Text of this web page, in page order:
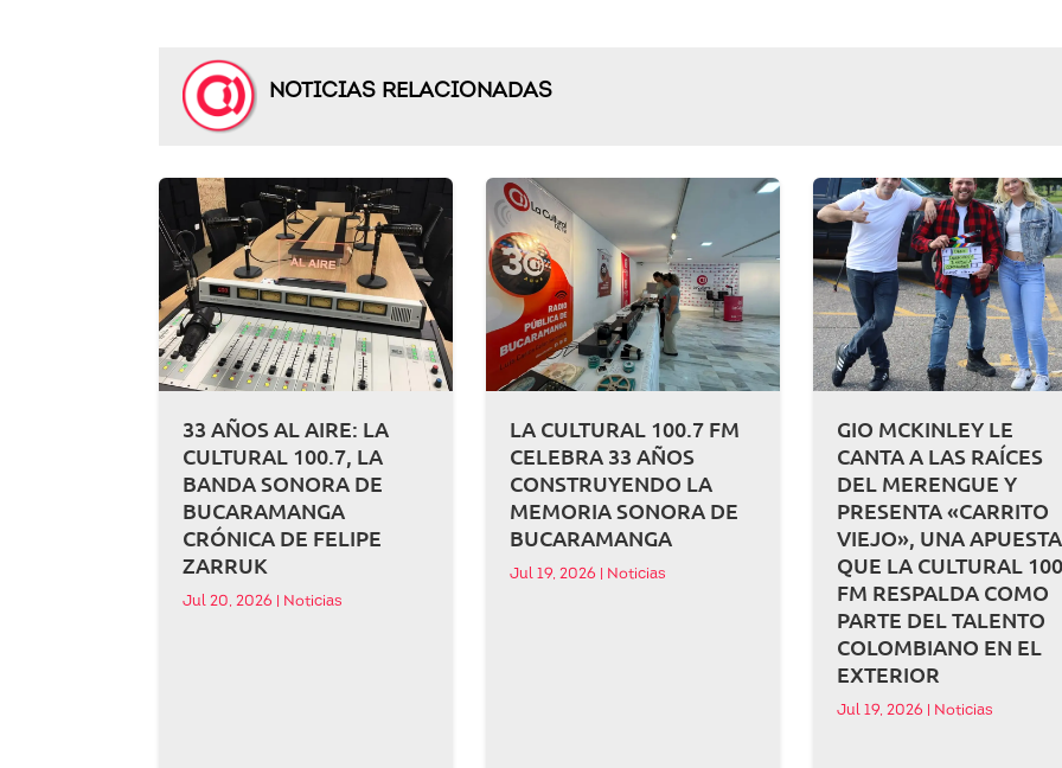
NOTICIAS RELACIONADAS
33 AÑOS AL AIRE: LA
CULTURAL 100.7, LA
BANDA SONORA DE
BUCARAMANGA
CRÓNICA DE FELIPE
ZARRUK
Jul 20, 2026 Noticias
LA CULTURAL 100.7 FM
CELEBRA 33 AÑOS
CONSTRUYENDO LA
MEMORIA SONORA DE
BUCARAMANGA
Jul 19, 2026 Noticias
GIO MCKINLEY LE
CANTA A LAS RAÍCES
DEL MERENGUE Y
PRESENTA «CARRITO
VIEJO», UNA APUESTA
QUE LA CULTURAL
FM RESPALDA COMO
PARTE DEL TALENTO
COLOMBIANO EN EL
EXTERIOR
Jul 19, 2026 Noticias